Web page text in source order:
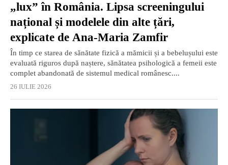
„lux” în România. Lipsa screeningului
național și modelele din alte țări,
explicate de Ana-Maria Zamfir
În timp ce starea de sănătate fizică a mămicii și a bebelușului este
evaluată riguros după naștere, sănătatea psihologică a femeii este
complet abandonată de sistemul medical românesc....
26 IULIE 2026